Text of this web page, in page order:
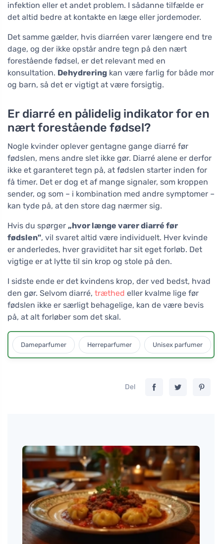
infektion eller et andet problem. I sådanne tilfælde er
det altid bedre at kontakte en læge eller jordemoder.
Det samme gælder, hvis diarréen varer længere end tre
dage, og der ikke opstår andre tegn på den nært
forestående fødsel, er det relevant med en
konsultation. Dehydrering kan være farlig for både mor
og barn, så det er vigtigt at være forsigtig.
Er diarré en pålidelig indikator for en
nært forestående fødsel?
Nogle kvinder oplever gentagne gange diarré før
fødslen, mens andre slet ikke gør. Diarré alene er derfor
ikke et garanteret tegn på, at fødslen starter inden for
få timer. Det er dog et af mange signaler, som kroppen
sender, og som – i kombination med andre symptomer –
kan tyde på, at den store dag nærmer sig.
Hvis du spørger „hvor længe varer diarré før
fødslen", vil svaret altid være individuelt. Hver kvinde
er anderledes, hver graviditet har sit eget forløb. Det
vigtige er at lytte til sin krop og stole på den.
I sidste ende er det kvindens krop, der ved bedst, hvad
den gør. Selvom diarré, træthed eller kvalme lige før
fødslen ikke er særligt behagelige, kan de være bevis
på, at alt forløber som det skal.
Dameparfumer Herreparfumer Unisex parfumer
Del